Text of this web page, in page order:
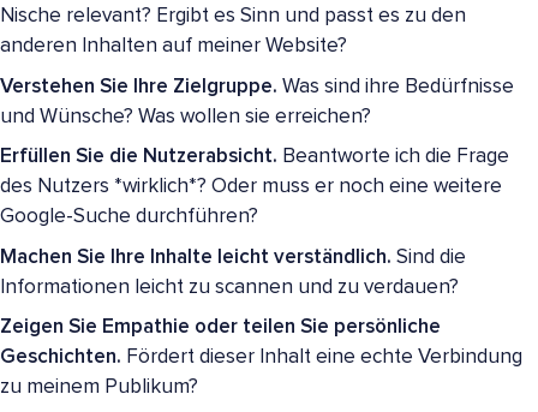
Nische relevant? Ergibt es Sinn und passt es zu den
anderen Inhalten auf meiner Website?
Verstehen Sie Ihre Zielgruppe. Was sind ihre Bedürfnisse
und Wünsche? Was wollen sie erreichen?
Erfüllen Sie die Nutzerabsicht. Beantworte ich die Frage
des Nutzers *wirklich*? Oder muss er noch eine weitere
Google-Suche durchführen?
Machen Sie Ihre Inhalte leicht verständlich. Sind die
Informationen leicht zu scannen und zu verdauen?
Zeigen Sie Empathie oder teilen Sie persönliche
Geschichten. Fördert dieser Inhalt eine echte Verbindung
zu meinem Publikum?